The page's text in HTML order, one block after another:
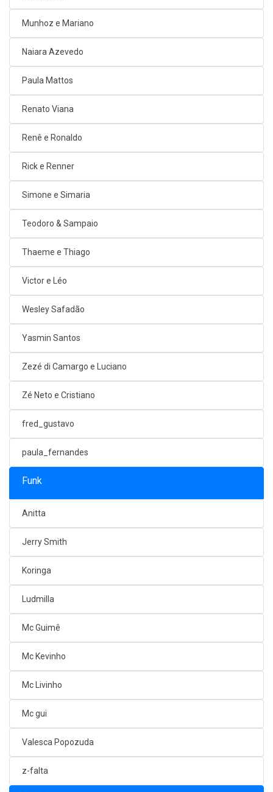
Munhoz e Mariano
Naiara Azevedo
Paula Mattos
Renato Viana
Renê e Ronaldo
Rick e Renner
Simone e Simaria
Teodoro & Sampaio
Thaeme e Thiago
Victor e Léo
Wesley Safadão
Yasmin Santos
Zezé di Camargo e Luciano
Zé Neto e Cristiano
fred_gustavo
paula_fernandes
Funk
Anitta
Jerry Smith
Koringa
Ludmilla
Mc Guimê
Mc Kevinho
Mc Livinho
Mc gui
Valesca Popozuda
z-falta